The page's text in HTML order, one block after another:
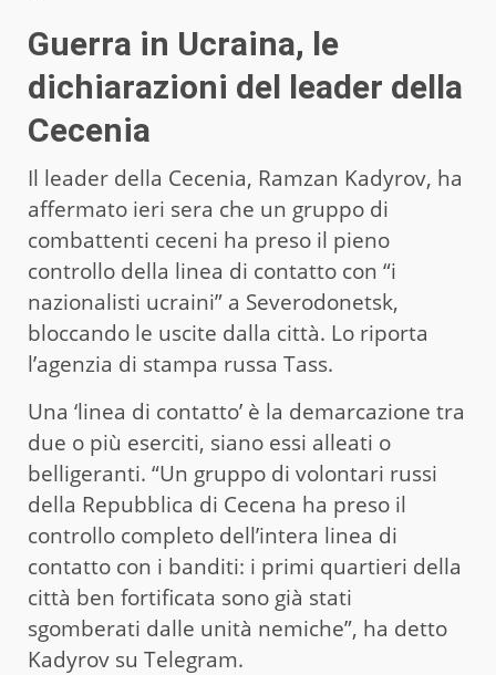
Guerra in Ucraina, le
dichiarazioni del leader della
Cecenia
Il leader della Cecenia, Ramzan Kadyrov, ha
affermato ieri sera che un gruppo di
combattenti ceceni ha preso il pieno
controllo della linea di contatto con “i
nazionalisti ucraini” a Severodonetsk,
bloccando le uscite dalla città. Lo riporta
l’agenzia di stampa russa Tass.
Una ‘linea di contatto’ è la demarcazione tra
due o più eserciti, siano essi alleati o
belligeranti. “Un gruppo di volontari russi
della Repubblica di Cecena ha preso il
controllo completo dell’intera linea di
contatto con i banditi: i primi quartieri della
città ben fortificata sono già stati
sgomberati dalle unità nemiche”, ha detto
Kadyrov su Telegram.